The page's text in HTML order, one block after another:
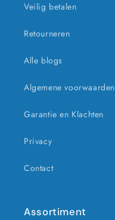
Veilig betalen
Retourneren
Alle blogs
Algemene voorwaarden
Garantie en Klachten
Privacy
Contact
Assortiment